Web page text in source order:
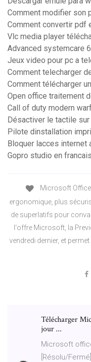
Comment modifier son
Comment convertir pdf
Vlc media player
Advanced systemcare
Jeux video pour pc a
Comment telecharger
Comment télécharger
Open office traitement
Call of duty modern
Désactiver le tactile
Pilote dinstallation
Bloquer lacces internet
Gopro studio en francais
Microsoft
ergonomique, plus
de superlatifs pour
l'offre Microsoft, la
vendredi dernier, et
Télécharger
jour ...
Microsoft
[Résolu/